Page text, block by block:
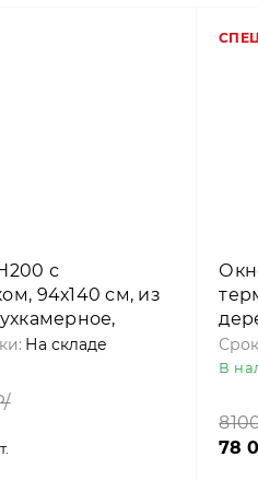
с
94х140 см, из
Roto
На складе
В
78